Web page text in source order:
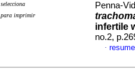
selecciona
para imprimir
Penna-
infertile
no.2,
·